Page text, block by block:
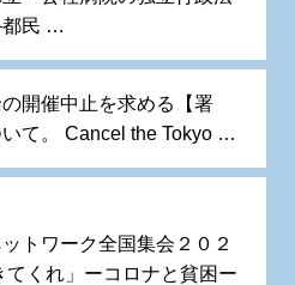
民 …
開催中止を求める【署
て。 Cancel the Tokyo …
トワーク全国集会２０２
てくれ」ーコロナと貧困ー